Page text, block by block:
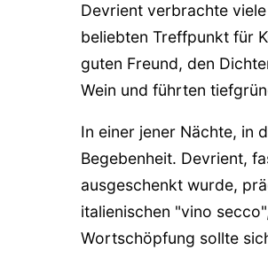
Devrient verbrachte
beliebten Treffpunkt für
guten Freund, den
Wein und führten
In einer jener Nächte, in
Begebenheit. Devrient,
ausgeschenkt wurde,
italienischen "vino
Wortschöpfung sollte